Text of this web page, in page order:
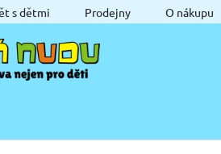
s dětmi Prodejny O nákupu